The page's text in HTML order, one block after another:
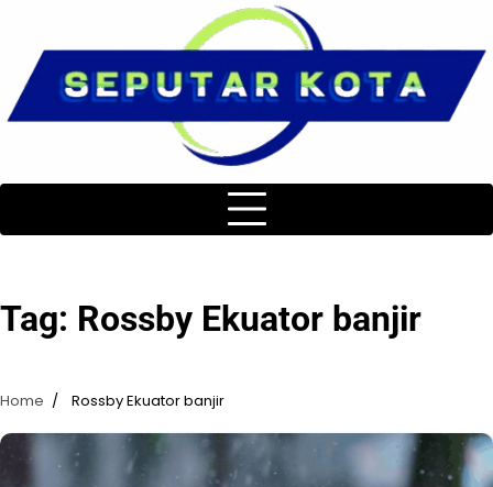
content
Tag: Rossby Ekuator banjir
Home Rossby Ekuator banjir